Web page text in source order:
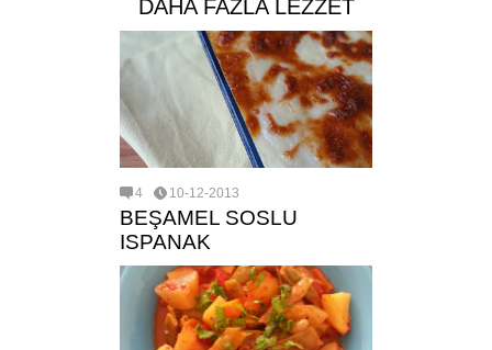
DAHA FAZLA LEZZET
4 10-12-2013
BEŞAMEL SOSLU
ISPANAK